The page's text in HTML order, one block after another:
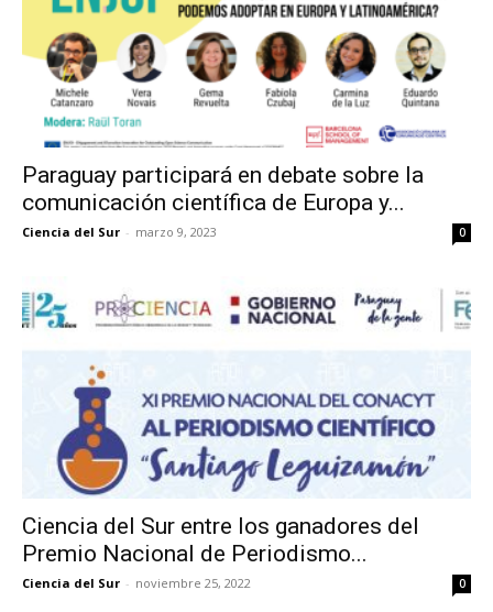
Paraguay participará en debate sobre la
comunicación científica de Europa y...
Ciencia del Sur - marzo 9, 2023 0
Ciencia del Sur entre los ganadores del
Premio Nacional de Periodismo...
Ciencia del Sur - noviembre 25, 2022 0